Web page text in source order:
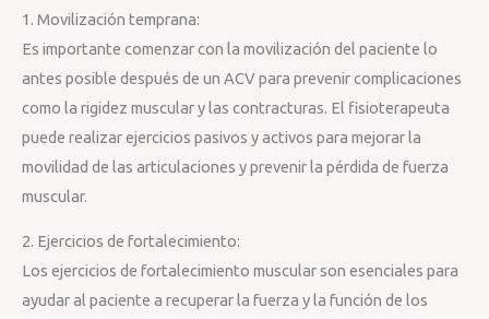
1. Movilización temprana:
Es importante comenzar con la movilización del paciente lo
antes posible después de un ACV para prevenir complicaciones
como la rigidez muscular y las contracturas. El fisioterapeuta
puede realizar ejercicios pasivos y activos para mejorar la
movilidad de las articulaciones y prevenir la pérdida de fuerza
muscular.
2. Ejercicios de fortalecimiento:
Los ejercicios de fortalecimiento muscular son esenciales para
ayudar al paciente a recuperar la fuerza y la función de los